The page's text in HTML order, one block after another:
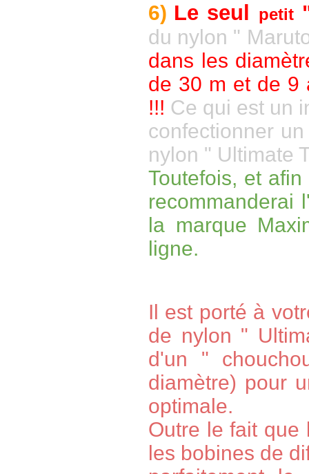
6) Le seul petit"
du nylon "
dans les
de 30 m et de 9
!!! Ce qui est un
confectionner
nylon " Ultimate
Toutefois, et
la marque
ligne.
Il est porté à
de nylon "
d'un "
diamètre) pour
optimale.
Outre le fait que
les bobines de